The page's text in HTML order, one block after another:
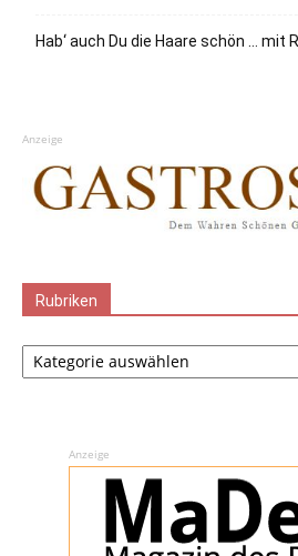
Hab‘ auch Du die Haare schön … mit
Anzeige
Rubriken
Rubriken
Anzeige